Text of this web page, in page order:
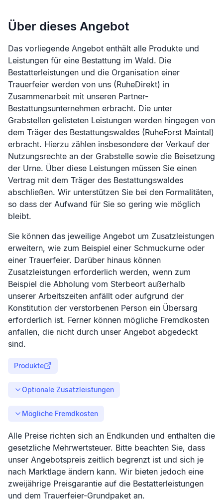
Über dieses Angebot
Das vorliegende Angebot enthält alle Produkte und
Leistungen für eine Bestattung im Wald. Die
Bestatterleistungen und die Organisation einer
Trauerfeier werden von uns (RuheDirekt) in
Zusammenarbeit mit unseren Partner-
Bestattungsunternehmen erbracht. Die unter
Grabstellen gelisteten Leistungen werden hingegen von
dem Träger des Bestattungswaldes (RuheForst Maintal)
erbracht. Hierzu zählen insbesondere der Verkauf der
Nutzungsrechte an der Grabstelle sowie die Beisetzung
der Urne. Über diese Leistungen müssen Sie einen
Vertrag mit dem Träger des Bestattungswaldes
abschließen. Wir unterstützen Sie bei den Formalitäten,
so dass der Aufwand für Sie so gering wie möglich
bleibt.
Sie können das jeweilige Angebot um Zusatzleistungen
erweitern, wie zum Beispiel einer Schmuckurne oder
einer Trauerfeier. Darüber hinaus können
Zusatzleistungen erforderlich werden, wenn zum
Beispiel die Abholung vom Sterbeort außerhalb
unserer Arbeitszeiten anfällt oder aufgrund der
Konstitution der verstorbenen Person ein Übersarg
erforderlich ist. Ferner können mögliche Fremdkosten
anfallen, die nicht durch unser Angebot abgedeckt
sind.
Produkte
Optionale Zusatzleistungen
Mögliche Fremdkosten
Alle Preise richten sich an Endkunden und enthalten die
gesetzliche Mehrwertsteuer. Bitte beachten Sie, dass
unser Angebotspreis zeitlich begrenzt ist und sich je
nach Marktlage ändern kann. Wir bieten jedoch eine
zweijährige Preisgarantie auf die Bestatterleistungen
und dem Trauerfeier-Grundpaket an.